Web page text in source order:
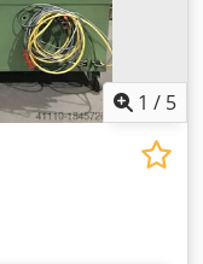
1 / 5